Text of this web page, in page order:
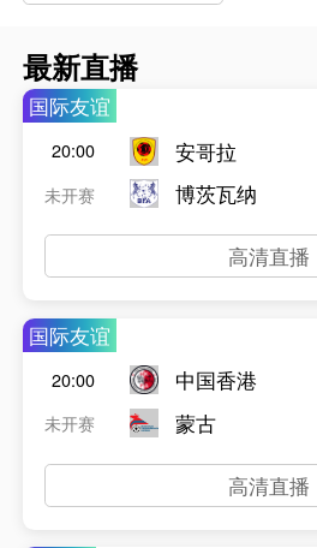
最新直播
国际友谊
20:00
未开赛
安哥拉
博茨瓦纳
高清直播
国际友谊
20:00
未开赛
中国香港
蒙古
高清直播